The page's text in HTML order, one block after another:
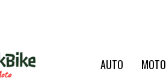
AUTO MOTO